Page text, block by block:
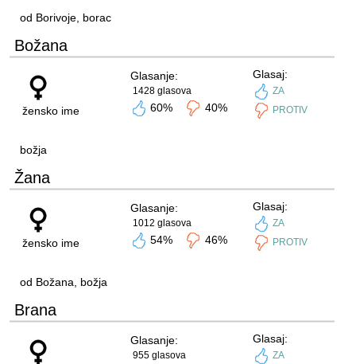
od Borivoje, borac
Božana
žensko ime
Glasanje:
1428 glasova
60% 40%
Glasaj:
ZA
PROTIV
božja
Žana
žensko ime
Glasanje:
1012 glasova
54% 46%
Glasaj:
ZA
PROTIV
od Božana, božja
Brana
Glasanje:
955 glasova
Glasaj:
ZA